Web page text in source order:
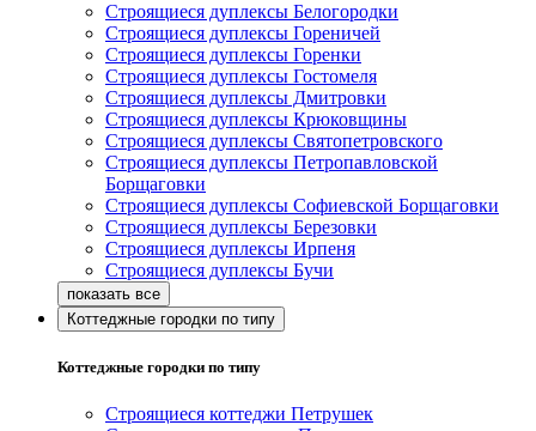
Строящиеся дуплексы Белогородки
Строящиеся дуплексы Гореничей
Строящиеся дуплексы Горенки
Строящиеся дуплексы Гостомеля
Строящиеся дуплексы Дмитровки
Строящиеся дуплексы Крюковщины
Строящиеся дуплексы Святопетровского
Строящиеся дуплексы Петропавловской
Борщаговки
Строящиеся дуплексы Софиевской Борщаговки
Строящиеся дуплексы Березовки
Строящиеся дуплексы Ирпеня
Строящиеся дуплексы Бучи
Коттеджные городки по типу
Коттеджные городки по типу
Строящиеся коттеджи Петрушек